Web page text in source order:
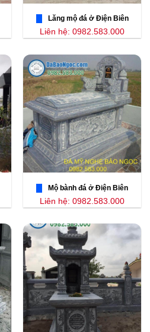
Lăng mộ đá ở Điện Biên
Liên hệ: 0982.583.000
Mộ bành đá ở Điện Biên
Liên hệ: 0982.583.000